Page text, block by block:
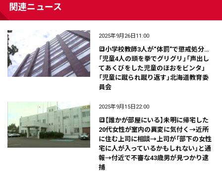
関連ニュース
2025年9月26日11:00
🔳小学校教師3人が“体罰”で懲戒処分…
「児童4人の頭を拳でグリグリ」「声出し
てあくびをした児童のほおをビンタ」
「児童に蹴られ蹴り返す」北海道教育委
員会
2025年9月15日22:00
🔳【誰かが部屋にいる】未明に帰宅した
20代女性が室内の異変に気付く→近所
に住む上司に相談→上司が「部下の女性
宅に人が入っているかもしれない」と通
報→付近で不審な43歳男が見つかり逮
捕